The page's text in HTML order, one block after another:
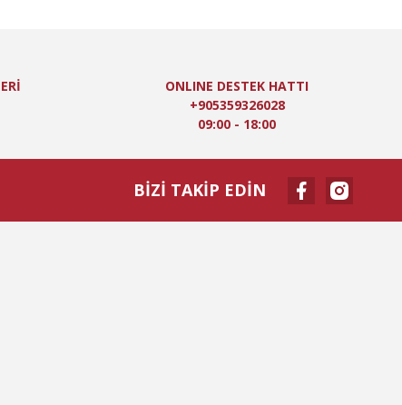
ONLINE DESTEK HATTI
+905359326028
09:00 - 18:00
BİZİ TAKİP EDİN